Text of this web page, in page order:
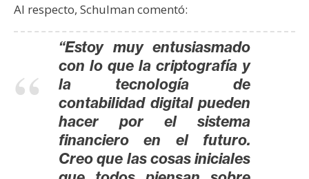
N
Al respecto, Schulman comentó:
“Estoy muy entusiasmado
con lo que la criptografía y
la tecnología de
contabilidad digital pueden
hacer por el sistema
financiero en el futuro.
Creo que las cosas iniciales